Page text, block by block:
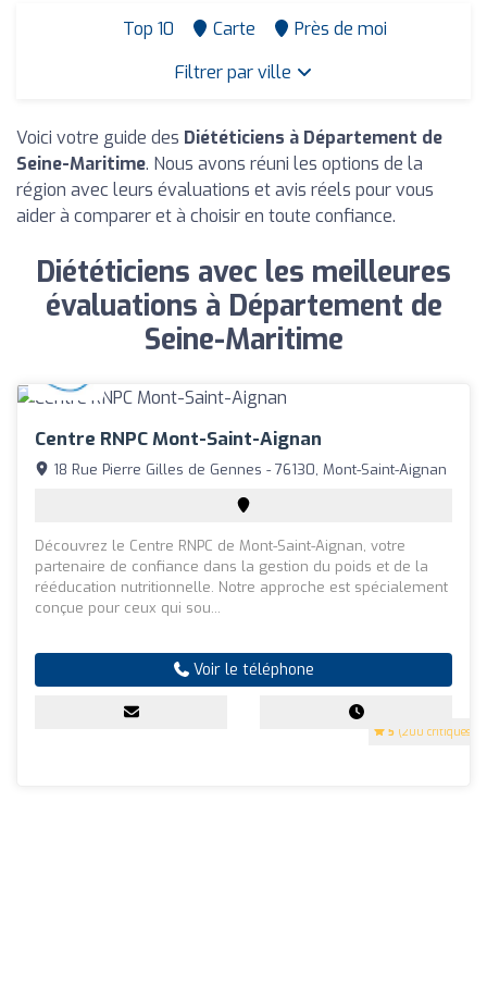
Top 10 Carte
Près de moi
Filtrer par ville
Voici votre guide des Diététiciens à Département de
Seine-Maritime. Nous avons réuni les options de la
région avec leurs évaluations et avis réels pour vous
aider à comparer et à choisir en toute confiance.
Diététiciens avec les meilleures
évaluations à Département de
Seine-Maritime
Centre RNPC Mont-Saint-Aignan
5 (200 critiques)
18 Rue Pierre Gilles de Gennes - 76130, Mont-Saint-Aignan
Découvrez le Centre RNPC de Mont-Saint-Aignan, votre
partenaire de confiance dans la gestion du poids et de la
rééducation nutritionnelle. Notre approche est spécialement
conçue pour ceux qui sou...
Voir le téléphone